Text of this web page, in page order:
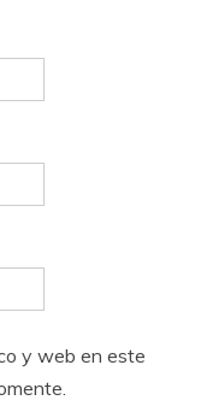
y web en este